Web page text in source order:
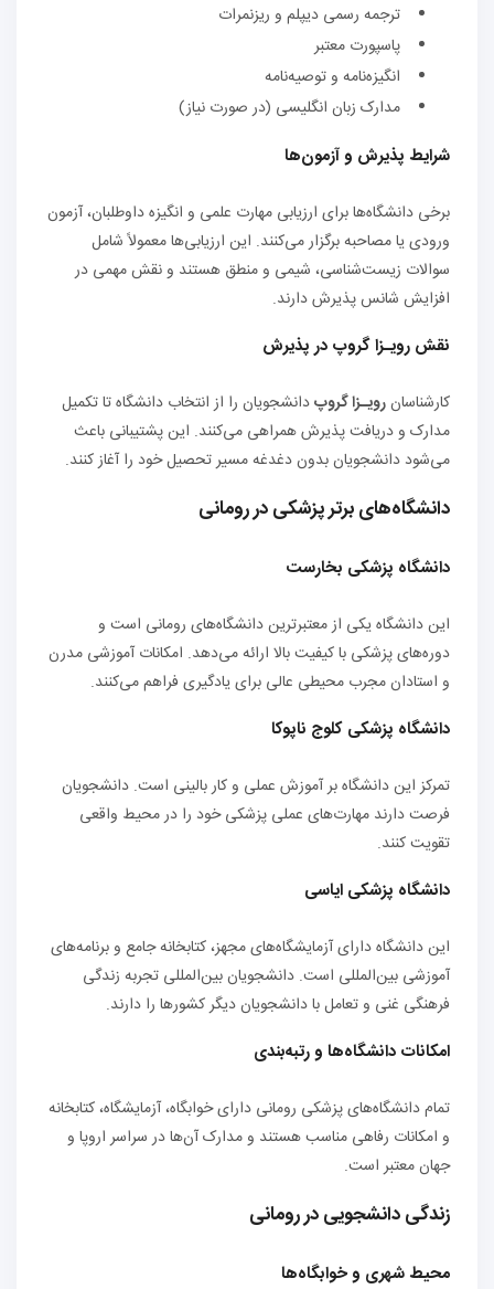
ترجمه رسمی دیپلم و ریزنمرات
پاسپورت معتبر
انگیزه‌نامه و توصیه‌نامه
مدارک زبان انگلیسی (در صورت نیاز)
شرایط پذیرش و آزمون‌ها
برخی دانشگاه‌ها برای ارزیابی مهارت علمی و انگیزه داوطلبان، آزمون
ورودی یا مصاحبه برگزار می‌کنند. این ارزیابی‌ها معمولاً شامل
سوالات زیست‌شناسی، شیمی و منطق هستند و نقش مهمی در
افزایش شانس پذیرش دارند.
نقش رویـزا گروپ در پذیرش
کارشناسانرویـزا گروپدانشجویان را از انتخاب دانشگاه تا تکمیل
مدارک و دریافت پذیرش همراهی می‌کنند. این پشتیبانی باعث
می‌شود دانشجویان بدون دغدغه مسیر تحصیل خود را آغاز کنند.
دانشگاه‌های برتر پزشکی در رومانی
دانشگاه پزشکی بخارست
این دانشگاه یکی از معتبرترین دانشگاه‌های رومانی است و
دوره‌های پزشکی با کیفیت بالا ارائه می‌دهد. امکانات آموزشی مدرن
و استادان مجرب محیطی عالی برای یادگیری فراهم می‌کنند.
دانشگاه پزشکی کلوج ناپوکا
تمرکز این دانشگاه بر آموزش عملی و کار بالینی است. دانشجویان
فرصت دارند مهارت‌های عملی پزشکی خود را در محیط واقعی
تقویت کنند.
دانشگاه پزشکی ایاسی
این دانشگاه دارای آزمایشگاه‌های مجهز، کتابخانه جامع و برنامه‌های
آموزشی بین‌المللی است. دانشجویان بین‌المللی تجربه زندگی
فرهنگی غنی و تعامل با دانشجویان دیگر کشورها را دارند.
امکانات دانشگاه‌ها و رتبه‌بندی
تمام دانشگاه‌های پزشکی رومانی دارای خوابگاه، آزمایشگاه، کتابخانه
و امکانات رفاهی مناسب هستند و مدارک آن‌ها در سراسر اروپا و
جهان معتبر است.
زندگی دانشجویی در رومانی
محیط شهری و خوابگاه‌ها